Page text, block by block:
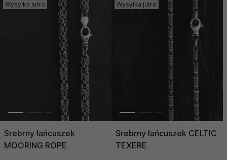
Wysyłka jutro
Srebrny łańcuszek
MOORING ROPE
Wysyłka jutro
Srebrny łańcuszek CELTIC
TEXERE